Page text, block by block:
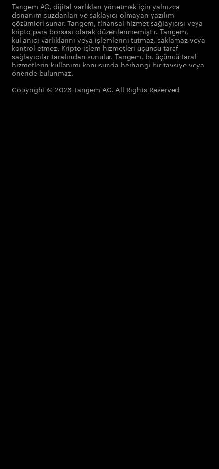
Tangem AG, dijital varlıkları yönetmek için yalnızca
donanım cüzdanları ve saklayıcı olmayan yazılım
çözümleri sunar. Tangem, finansal hizmet sağlayıcısı veya
kripto para borsası olarak düzenlenmemiştir. Tangem,
kullanıcı varlıklarını veya işlemlerini tutmaz, saklamaz veya
kontrol etmez. Kripto işlem hizmetleri üçüncü taraf
sağlayıcılar tarafından sunulur. Tangem, bu üçüncü taraf
hizmetlerin kullanımı konusunda herhangi bir tavsiye veya
öneride bulunmaz.